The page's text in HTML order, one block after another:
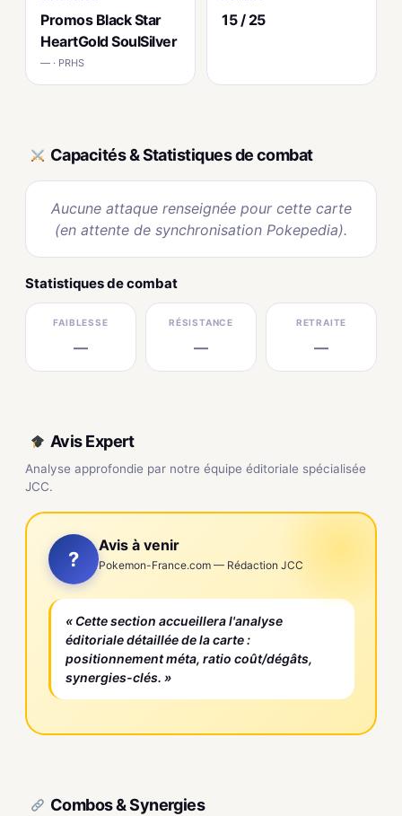
Promos Black Star
HeartGold SoulSilver
— · PRHS
15 / 25
Capacités & Statistiques de combat
Aucune attaque renseignée pour cette carte
(en attente de synchronisation Pokepedia).
Statistiques de combat
FAIBLESSE
—
RÉSISTANCE
—
RETRAITE
—
Avis Expert
Analyse approfondie par notre équipe éditoriale spécialisée
JCC.
?
Avis à venir
Pokemon-France.com — Rédaction JCC
« Cette section accueillera l'analyse
éditoriale détaillée de la carte :
positionnement méta, ratio coût/dégâts,
synergies-clés. »
Combos & Synergies